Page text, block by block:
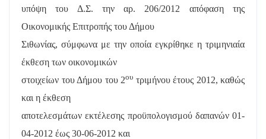
υπόψη του Δ.Σ. την αρ. 206/2012 απόφαση της
Οικονομικής Επιτροπής του Δήμου
Σιθωνίας, σύμφωνα με την οποία εγκρίθηκε η τριμηνιαία
έκθεση των οικονομικών
στοιχείων του Δήμου του 2ου τριμήνου έτους 2012, καθώς
και η έκθεση
αποτελεσμάτων εκτέλεσης προϋπολογισμού δαπανών 01-
04-2012 έως 30-06-2012 και